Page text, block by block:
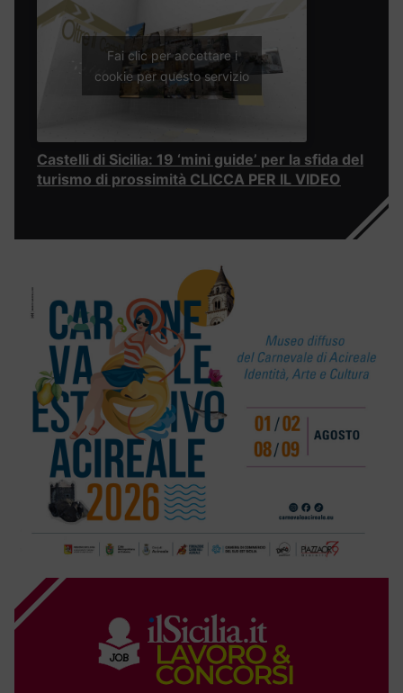
Fai clic per accettare i
cookie per questo servizio
Castelli di Sicilia: 19 ‘mini guide’ per la sfida del
turismo di prossimità CLICCA PER IL VIDEO